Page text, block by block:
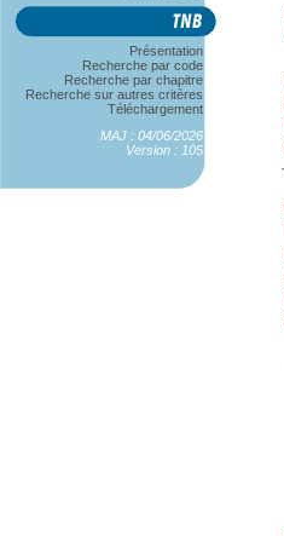
Présentation
Recherche par code
Recherche par chapitre
Recherche sur autres critères
Téléchargement
MAJ : 04/06/2026
Version : 105